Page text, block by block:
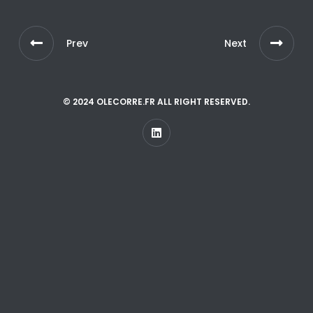
Prev Next
© 2024 OLECORRE.FR ALL RIGHT RESERVED.